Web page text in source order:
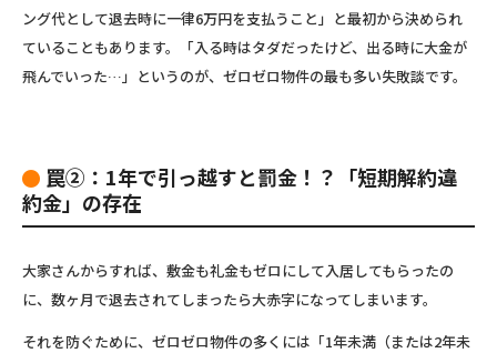
ング代として退去時に一律6万円を支払うこと」と最初から決められ
ていることもあります。「入る時はタダだったけど、出る時に大金が
飛んでいった…」というのが、ゼロゼロ物件の最も多い失敗談です。
罠②：1年で引っ越すと罰金！？「短期解約違
約金」の存在
大家さんからすれば、敷金も礼金もゼロにして入居してもらったの
に、数ヶ月で退去されてしまったら大赤字になってしまいます。
それを防ぐために、ゼロゼロ物件の多くには 「1年未満（または2年未